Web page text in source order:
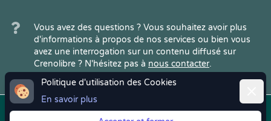
Politique d'utilisation des Cookies
En savoir plus
Vous avez des questions ? Vous souhaitez avoir plus
d'informations à propos de nos services ou bien vous
avez une interrogation sur un contenu diffusé sur
Crenolibre ? N'hésitez pas à nous contacter.
Copyright © 2022Crenolibre, tous Mentions | CGV | RGPD